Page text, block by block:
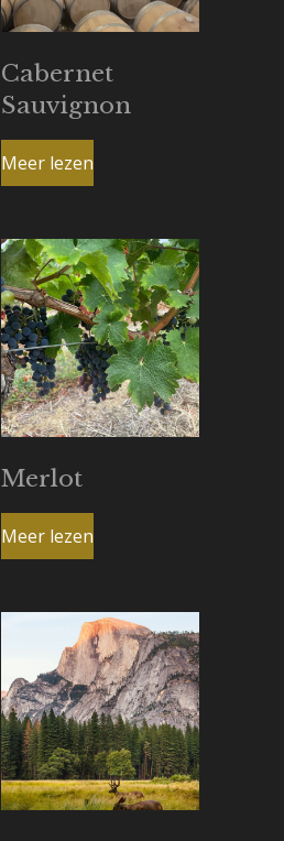
Cabernet
Sauvignon
Meer lezen
Merlot
Meer lezen